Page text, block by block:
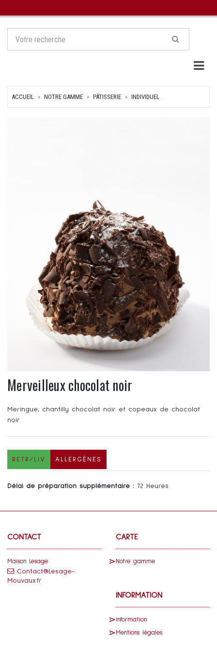
ACCUEIL NOTRE GAMME PÂTISSERIE INDIVIDUEL
Merveilleux chocolat noir
Meringue, chantilly chocolat noir et copeaux de chocolat
noir
RETR/LIV ALLERGÈNES
Délai de préparation supplémentaire : 72 Heures
CONTACT
Maison Lesage
Contact@Lesage-
Mouvaux.fr
CARTE
Notre gamme
INFORMATION
information
Mentions légales